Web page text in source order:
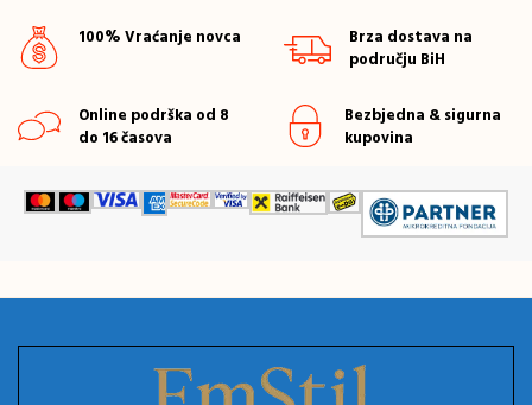
100% Vraćanje novca
Brza dostava na
području BiH
Online podrška od 8
do 16 časova
Bezbjedna & sigurna
kupovina